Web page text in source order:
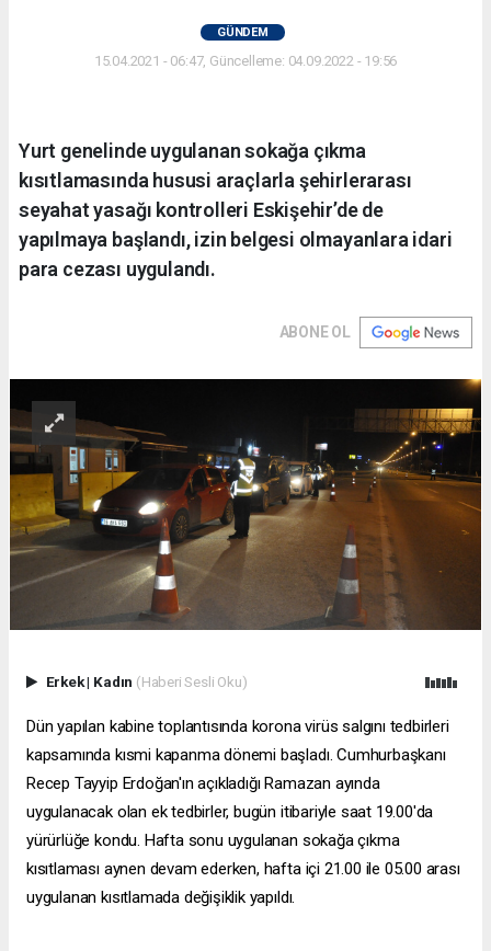
GÜNDEM
15.04.2021 - 06:47, Güncelleme: 04.09.2022 - 19:56
Yurt genelinde uygulanan sokağa çıkma
kısıtlamasında hususi araçlarla şehirlerarası
seyahat yasağı kontrolleri Eskişehir’de de
yapılmaya başlandı, izin belgesi olmayanlara idari
para cezası uygulandı.
ABONE OL
Erkek| Kadın (Haberi Sesli Oku)
Dün yapılan kabine toplantısında korona virüs salgını tedbirleri
kapsamında kısmi kapanma dönemi başladı. Cumhurbaşkanı
Recep Tayyip Erdoğan'ın açıkladığı Ramazan ayında
uygulanacak olan ek tedbirler, bugün itibariyle saat 19.00'da
yürürlüğe kondu. Hafta sonu uygulanan sokağa çıkma
kısıtlaması aynen devam ederken, hafta içi 21.00 ile 05.00 arası
uygulanan kısıtlamada değişiklik yapıldı.